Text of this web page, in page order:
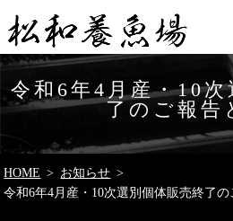
令和6年4月産・10次
了のご報告
HOME
お知らせ
令和6年4月産・10次選別個体販売終了